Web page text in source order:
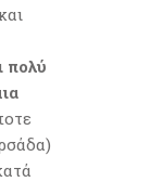
πολύ